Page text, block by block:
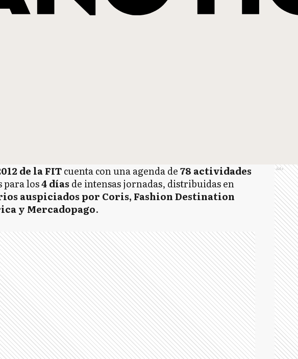
de la FITcuenta con una agenda de78 actividades
para los4 días de intensas jornadas, distribuidas en
auspiciados por Coris, Fashion Destination
y Mercadopago.
Ads